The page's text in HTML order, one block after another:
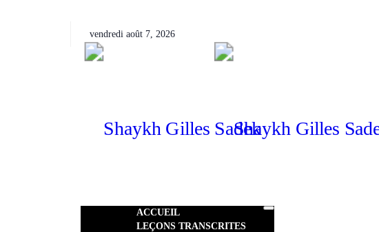
vendredi août 7, 2026
ACCUEIL
LEÇONS TRANSCRITES